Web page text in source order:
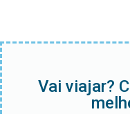
Vai viajar?